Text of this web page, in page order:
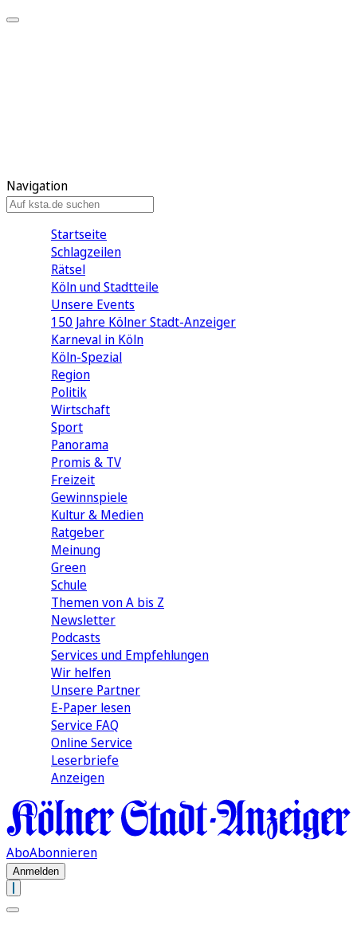
Navigation
Startseite
Schlagzeilen
Rätsel
Köln und Stadtteile
Unsere Events
150 Jahre Kölner Stadt-Anzeiger
Karneval in Köln
Köln-Spezial
Region
Politik
Wirtschaft
Sport
Panorama
Promis & TV
Freizeit
Gewinnspiele
Kultur & Medien
Ratgeber
Meinung
Green
Schule
Themen von A bis Z
Newsletter
Podcasts
Services und Empfehlungen
Wir helfen
Unsere Partner
E-Paper lesen
Service FAQ
Online Service
Leserbriefe
Anzeigen
AboAbonnieren
Anmelden